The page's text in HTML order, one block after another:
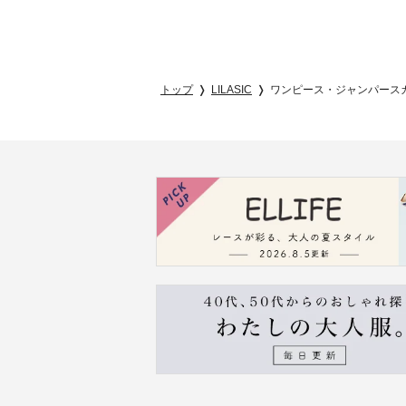
トップ LILASIC ワンピース・ジャンパース